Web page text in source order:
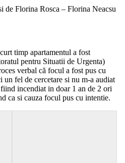
de Florina Rosca – Florina Neacsu
timp apartamentul a fost
pentru Situatii de Urgenta)
verbal că focul a fost pus cu
fel de cercetare si nu m-a audiat
incendiat in doar 1 an de 2 ori
ca si cauza focul pus cu intentie.